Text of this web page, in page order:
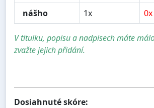
nášho
1x 0x
V titulku, popisu a nadpisech máte
zvažte jejich přidání.
Dosiahnuté skóre: